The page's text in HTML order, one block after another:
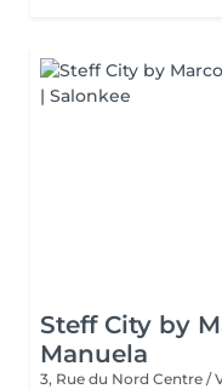
Steff City by
Manuela
3, Rue du Nord Centre /